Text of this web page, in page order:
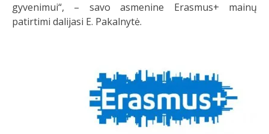
gyvenimui“, – savo asmenine Erasmus+ mainų
patirtimi dalijasi E. Pakalnytė.